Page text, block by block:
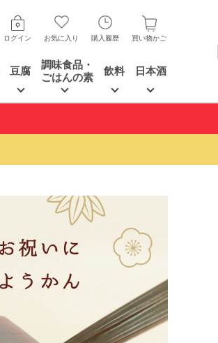
ログイン お気に入り 購入履歴 買い物かご
豆腐
調味食品・
ごはんの素
飲料 日本酒